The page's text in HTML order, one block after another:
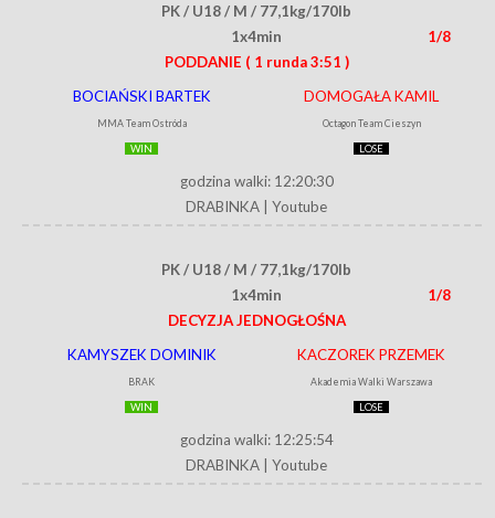
PK / U18 / M / 77,1kg/170lb
1x4min
1/8
PODDANIE ( 1 runda 3:51 )
BOCIAŃSKI BARTEK
MMA Team Ostróda
WIN
DOMOGAŁA KAMIL
Octagon Team Cieszyn
LOSE
godzina walki: 12:20:30
DRABINKA
Youtube
PK / U18 / M / 77,1kg/170lb
1x4min
1/8
DECYZJA JEDNOGŁOŚNA
KAMYSZEK DOMINIK
BRAK
WIN
KACZOREK PRZEMEK
Akademia Walki Warszawa
LOSE
godzina walki: 12:25:54
DRABINKA
Youtube